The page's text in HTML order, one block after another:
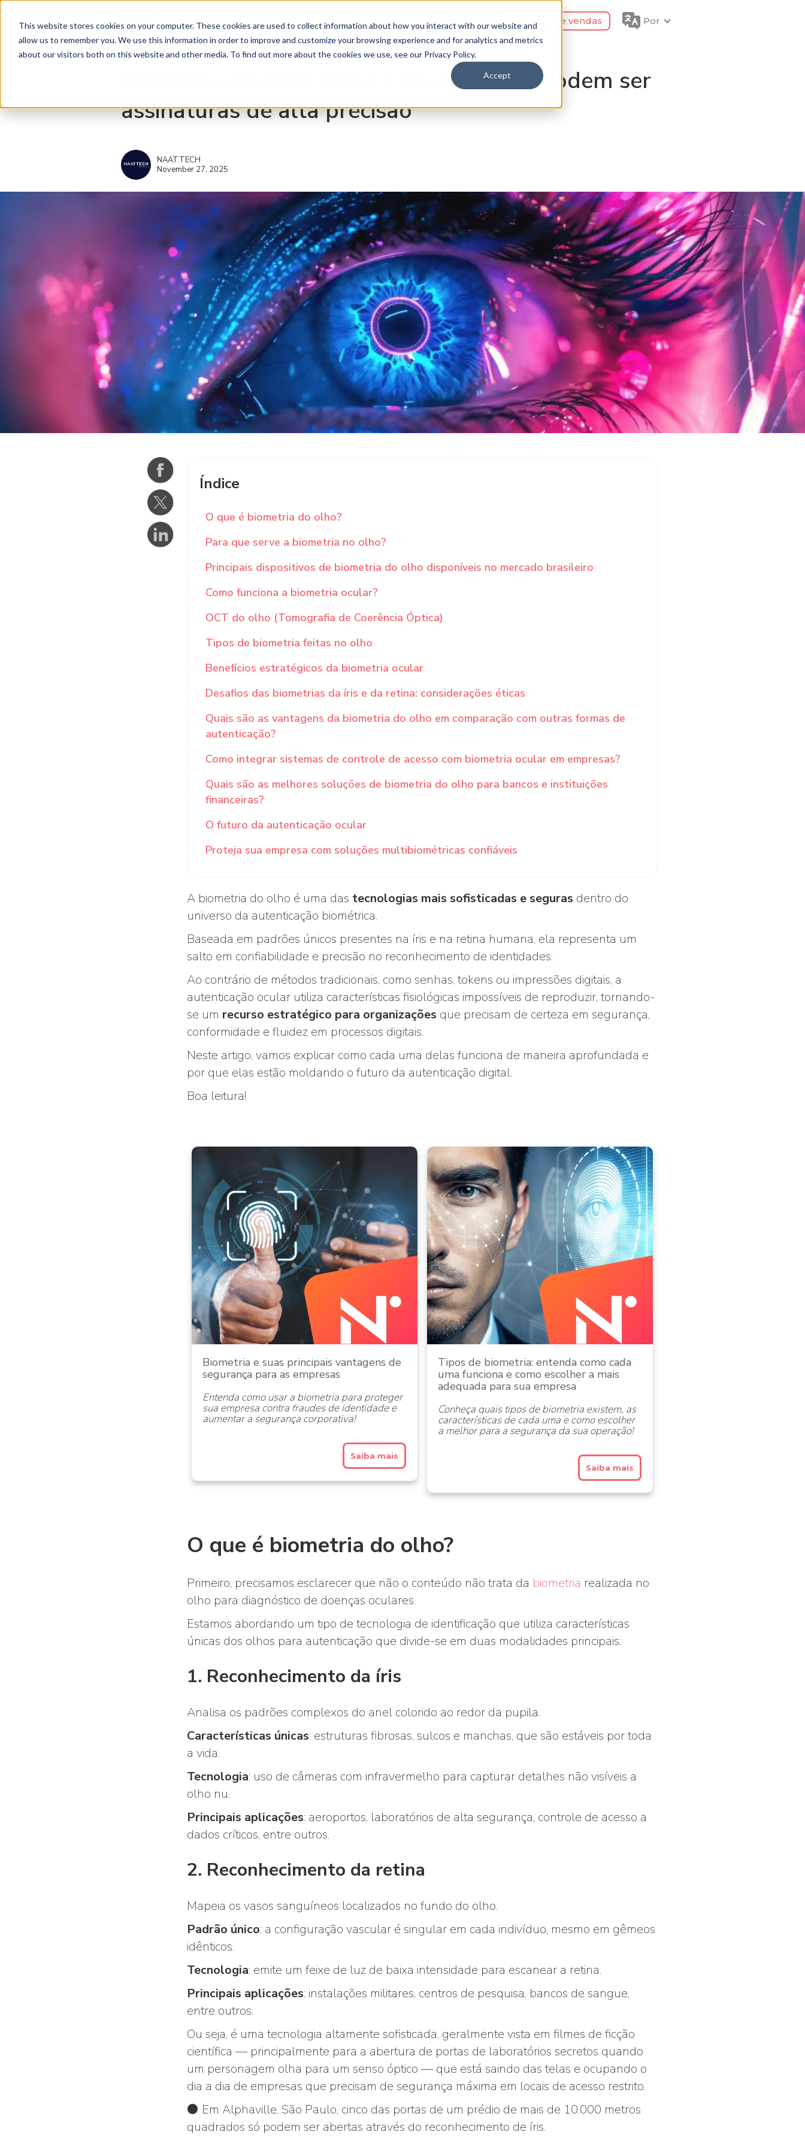
This website stores cookies on your computer. These cookies are used to collect information about how you interact with our website and
allow us to remember you. We use this information in order to improve and customize your browsing experience and for analytics and metrics
about our visitors both on this website and other media. To find out more about the cookies we use, see our Privacy Policy.
Accept
Solução Blog Contato de vendas Por
Biometria no olho: como a íris e a retina podem ser
assinaturas de alta precisão
NAAT.TECH
November 27, 2025
Índice
O que é biometria do olho?
Para que serve a biometria no olho?
Principais dispositivos de biometria do olho disponíveis no mercado brasileiro
Como funciona a biometria ocular?
OCT do olho (Tomografia de Coerência Óptica)
Tipos de biometria feitas no olho
Benefícios estratégicos da biometria ocular
Desafios das biometrias da íris e da retina: considerações éticas
Quais são as vantagens da biometria do olho em comparação com outras formas de
autenticação?
Como integrar sistemas de controle de acesso com biometria ocular em empresas?
Quais são as melhores soluções de biometria do olho para bancos e instituições
financeiras?
O futuro da autenticação ocular
Proteja sua empresa com soluções multibiométricas confiáveis
A biometria do olho é uma das tecnologias mais sofisticadas e seguras dentro do
universo da autenticação biométrica.
Baseada em padrões únicos presentes na íris e na retina humana, ela representa um
salto em confiabilidade e precisão no reconhecimento de identidades.
Ao contrário de métodos tradicionais, como senhas, tokens ou impressões digitais, a
autenticação ocular utiliza características fisiológicas impossíveis de reproduzir, tornando-
se um recurso estratégico para organizações que precisam de certeza em segurança,
conformidade e fluidez em processos digitais.
Neste artigo, vamos explicar como cada uma delas funciona de maneira aprofundada e
por que elas estão moldando o futuro da autenticação digital.
Boa leitura!
Biometria e suas principais vantagens de
segurança para as empresas
Entenda como usar a biometria para proteger
sua empresa contra fraudes de identidade e
aumentar a segurança corporativa!
Saiba mais
Tipos de biometria: entenda como cada
uma funciona e como escolher a mais
adequada para sua empresa
Conheça quais tipos de biometria existem, as
características de cada uma e como escolher
a melhor para a segurança da sua operação!
Saiba mais
O que é biometria do olho?
Primeiro, precisamos esclarecer que não o conteúdo não trata da biometria realizada no
olho para diagnóstico de doenças oculares.
Estamos abordando um tipo de tecnologia de identificação que utiliza características
únicas dos olhos para autenticação que divide-se em duas modalidades principais:
1. Reconhecimento da íris
Analisa os padrões complexos do anel colorido ao redor da pupila.
Características únicas: estruturas fibrosas, sulcos e manchas, que são estáveis por toda
a vida.
Tecnologia: uso de câmeras com infravermelho para capturar detalhes não visíveis a
olho nu.
Principais aplicações: aeroportos, laboratórios de alta segurança, controle de acesso a
dados críticos, entre outros.
2. Reconhecimento da retina
Mapeia os vasos sanguíneos localizados no fundo do olho.
Padrão único: a configuração vascular é singular em cada indivíduo, mesmo em gêmeos
idênticos.
Tecnologia: emite um feixe de luz de baixa intensidade para escanear a retina.
Principais aplicações: instalações militares, centros de pesquisa, bancos de sangue,
entre outros.
Ou seja, é uma tecnologia altamente sofisticada, geralmente vista em filmes de ficção
científica — principalmente para a abertura de portas de laboratórios secretos quando
um personagem olha para um senso óptico — que está saindo das telas e ocupando o
dia a dia de empresas que precisam de segurança máxima em locais de acesso restrito.
⚫️ Em Alphaville, São Paulo, cinco das portas de um prédio de mais de 10.000 metros
quadrados só podem ser abertas através do reconhecimento de íris.